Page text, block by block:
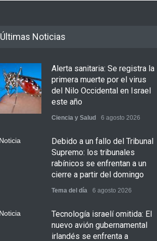
Últimas Noticias
Alerta sanitaria: Se registra la
primera muerte por el virus
del Nilo Occidental en Israel
este año
Ciencia y Salud 6 agosto 2026
Debido a un fallo del Tribunal
Supremo: los tribunales
rabínicos se enfrentan a un
cierre a partir del domingo
Tema del día 6 agosto 2026
Tecnología israelí omitida: El
nuevo avión gubernamental
irlandés se enfrenta a